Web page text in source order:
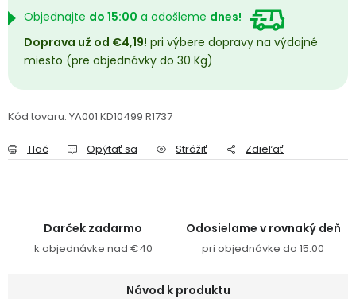
Objednajte do 15:00 a odošleme dnes!
Doprava už od €4,19! pri výbere dopravy na výdajné
miesto (pre objednávky do 30 Kg)
Kód tovaru: YA001 KD10499 R1737
Tlač Opýtať sa Strážiť Zdieľať
Darček zadarmo
k objednávke nad €40
Odosielame v rovnaký deň
pri objednávke do 15:00
Návod k produktu